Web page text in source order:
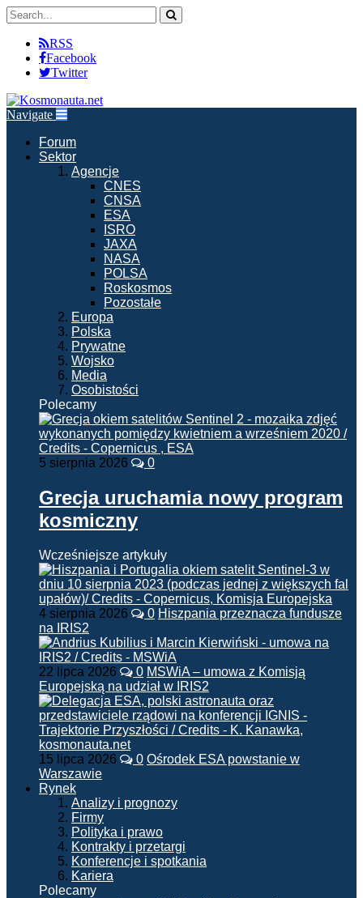
RSS
Facebook
Twitter
Navigate
Forum
Sektor
Agencje
CNES
CNSA
ESA
ISRO
JAXA
NASA
POLSA
Roskosmos
Pozostałe
Europa
Polska
Prywatne
Wojsko
Media
Osobistości
Polecamy
5 sierpnia 2026 0
Grecja uruchamia nowy program
kosmiczny
Wcześniejsze artykuły
4 sierpnia 2026 0 Hiszpania przeznacza fundusze
na IRIS2
22 lipca 2026 0 MSWiA – umowa z Komisją
Europejską na udział w IRIS2
15 lipca 2026 0 Ośrodek ESA powstanie w
Warszawie
Rynek
Analizy i prognozy
Firmy
Polityka i prawo
Kontrakty i przetargi
Konferencje i spotkania
Kariera
Polecamy